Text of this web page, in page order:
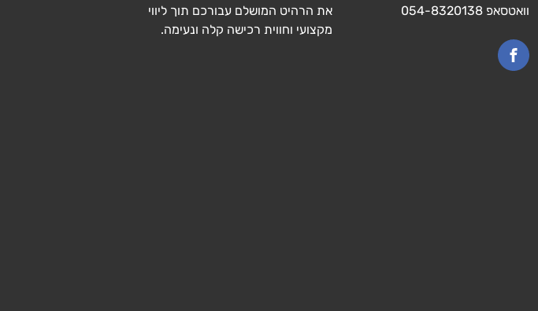
את הרהיט המושלם עבורכם תוך ליווי
מקצועי וחווית רכישה קלה ונעימה.
וואטסאפ 054-8320138